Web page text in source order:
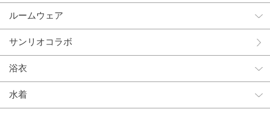
ルームウェア
サンリオコラボ
浴衣
水着